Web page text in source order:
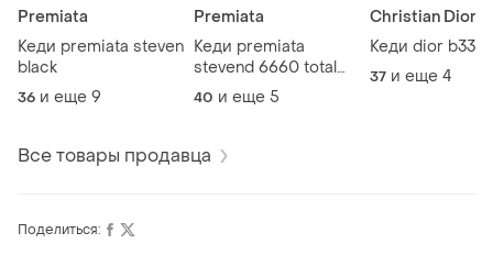
Premiata
Кеди premiata steven
black
36 и еще 9
Premiata
Кеди premiata
stevend 6660 total
black
40 и еще 5
Christian Dior
Кеди dior b33
37 и еще 4
Все товары продавца
Поделиться: